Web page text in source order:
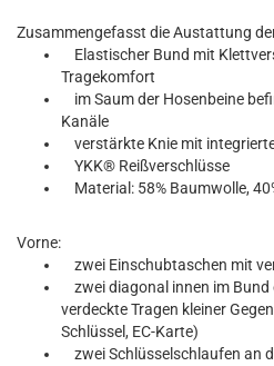
Zusammengefasst die Austattung
Elastischer Bund mit
Tragekomfort
im Saum der Hosenbeine
Kanäle
verstärkte Knie mit
YKK® Reißverschlüsse
Material: 58% Baumwolle,
Vorne:
zwei Einschubtaschen mit
zwei diagonal innen im Bund
verdeckte Tragen kleiner
Schlüssel, EC-Karte)
zwei Schlüsselschlaufen an